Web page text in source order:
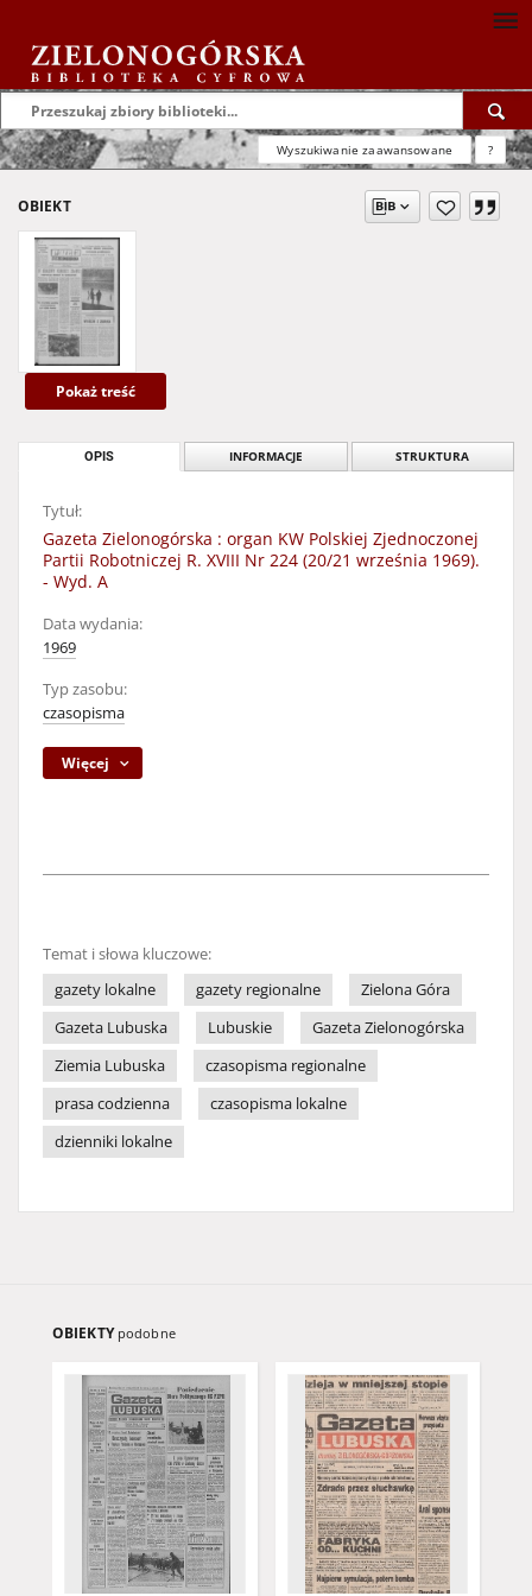
Wyszukiwanie zaawansowane ?
OBIEKT
Pokaż treść
OPIS INFORMACJE STRUKTURA
Tytuł:
Gazeta Zielonogórska : organ KW Polskiej Zjednoczonej
Partii Robotniczej R. XVIII Nr 224 (20/21 września 1969).
- Wyd. A
Data wydania:
1969
Typ zasobu:
czasopisma
Więcej
Temat i słowa kluczowe:
gazety lokalne
gazety regionalne
Zielona Góra
Gazeta Lubuska
Lubuskie
Gazeta Zielonogórska
Ziemia Lubuska
czasopisma regionalne
prasa codzienna
czasopisma lokalne
dzienniki lokalne
OBIEKTY podobne